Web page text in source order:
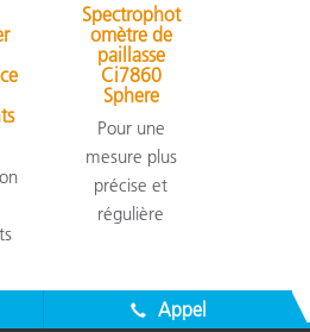
Spectrophot
omètre de
paillasse
Ci7860
Sphere
Pour une
mesure plus
précise et
régulière
Appel